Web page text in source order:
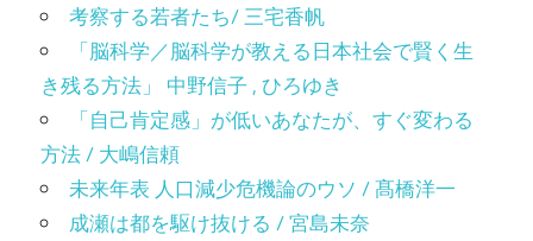
考察する若者たち/ 三宅香帆
「脳科学／脳科学が教える日本社会で賢く生
き残る方法」 中野信子 , ひろゆき
「自己肯定感」が低いあなたが、すぐ変わる
方法 / 大嶋信頼
未来年表 人口減少危機論のウソ / 髙橋洋一
成瀬は都を駆け抜ける / 宮島未奈